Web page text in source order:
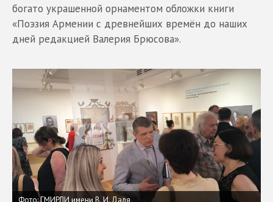
богато украшенной орнаментом обложки книги
«Поэзия Армении с древнейших времён до наших
дней редакцией Валерия Брюсова».
Фото: ГМИРЛИ имени В. И. Даля